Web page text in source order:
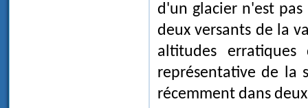
d'un glacier n'est
deux versants de la
altitudes
représentative de la
récemment dans